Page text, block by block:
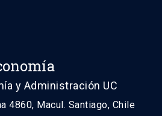
y Administración UC
4860, Macul. Santiago, Chile